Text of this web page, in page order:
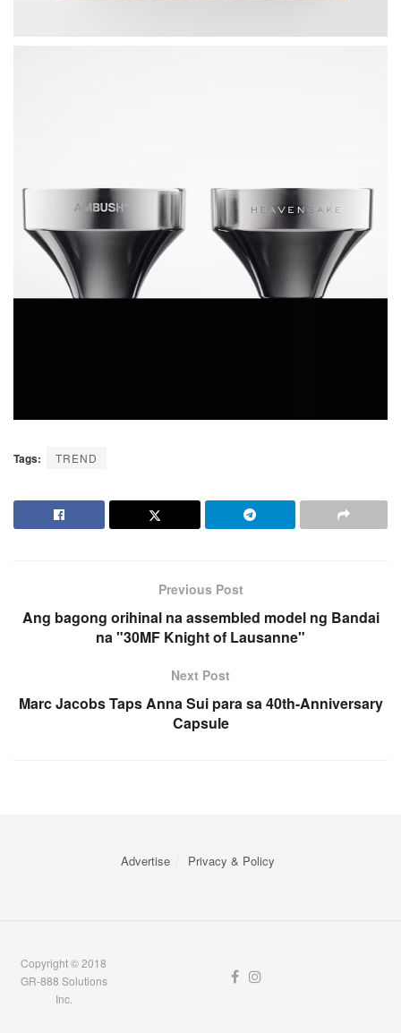
Tags: TREND
Previous Post
Ang bagong orihinal na assembled model ng Bandai
na "30MF Knight of Lausanne"
Next Post
Marc Jacobs Taps Anna Sui para sa 40th-Anniversary
Capsule
Advertise Privacy & Policy
Copyright © 2018
GR-888 Solutions
Inc.